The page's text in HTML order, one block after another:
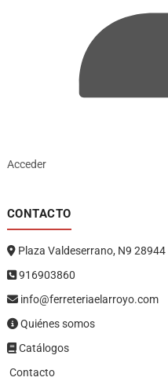
Acceder
CONTACTO
Plaza Valdeserrano, N9
916903860
info@ferreteriaelarroyo.com
Quiénes somos
Catálogos
Contacto